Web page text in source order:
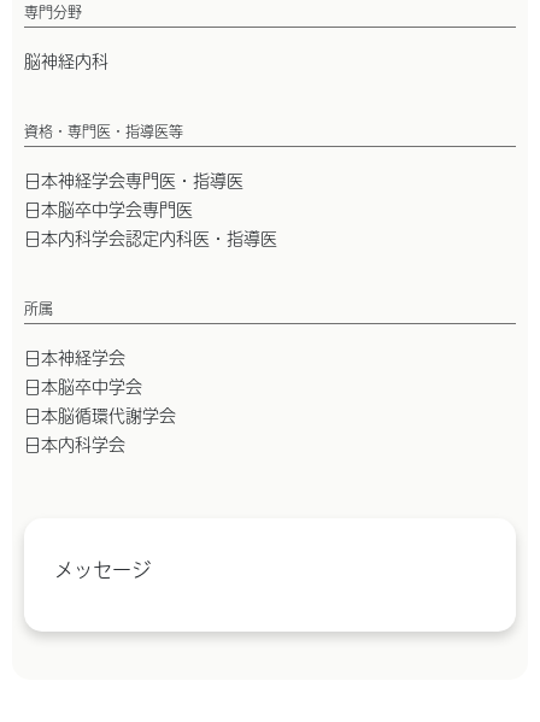
専門分野
脳神経内科
資格・専門医・指導医等
日本神経学会専門医・指導医
日本脳卒中学会専門医
日本内科学会認定内科医・指導医
所属
日本神経学会
日本脳卒中学会
日本脳循環代謝学会
日本内科学会
メッセージ